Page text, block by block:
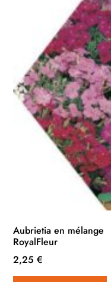
Aubrietia en mélange
RoyalFleur
2,25€